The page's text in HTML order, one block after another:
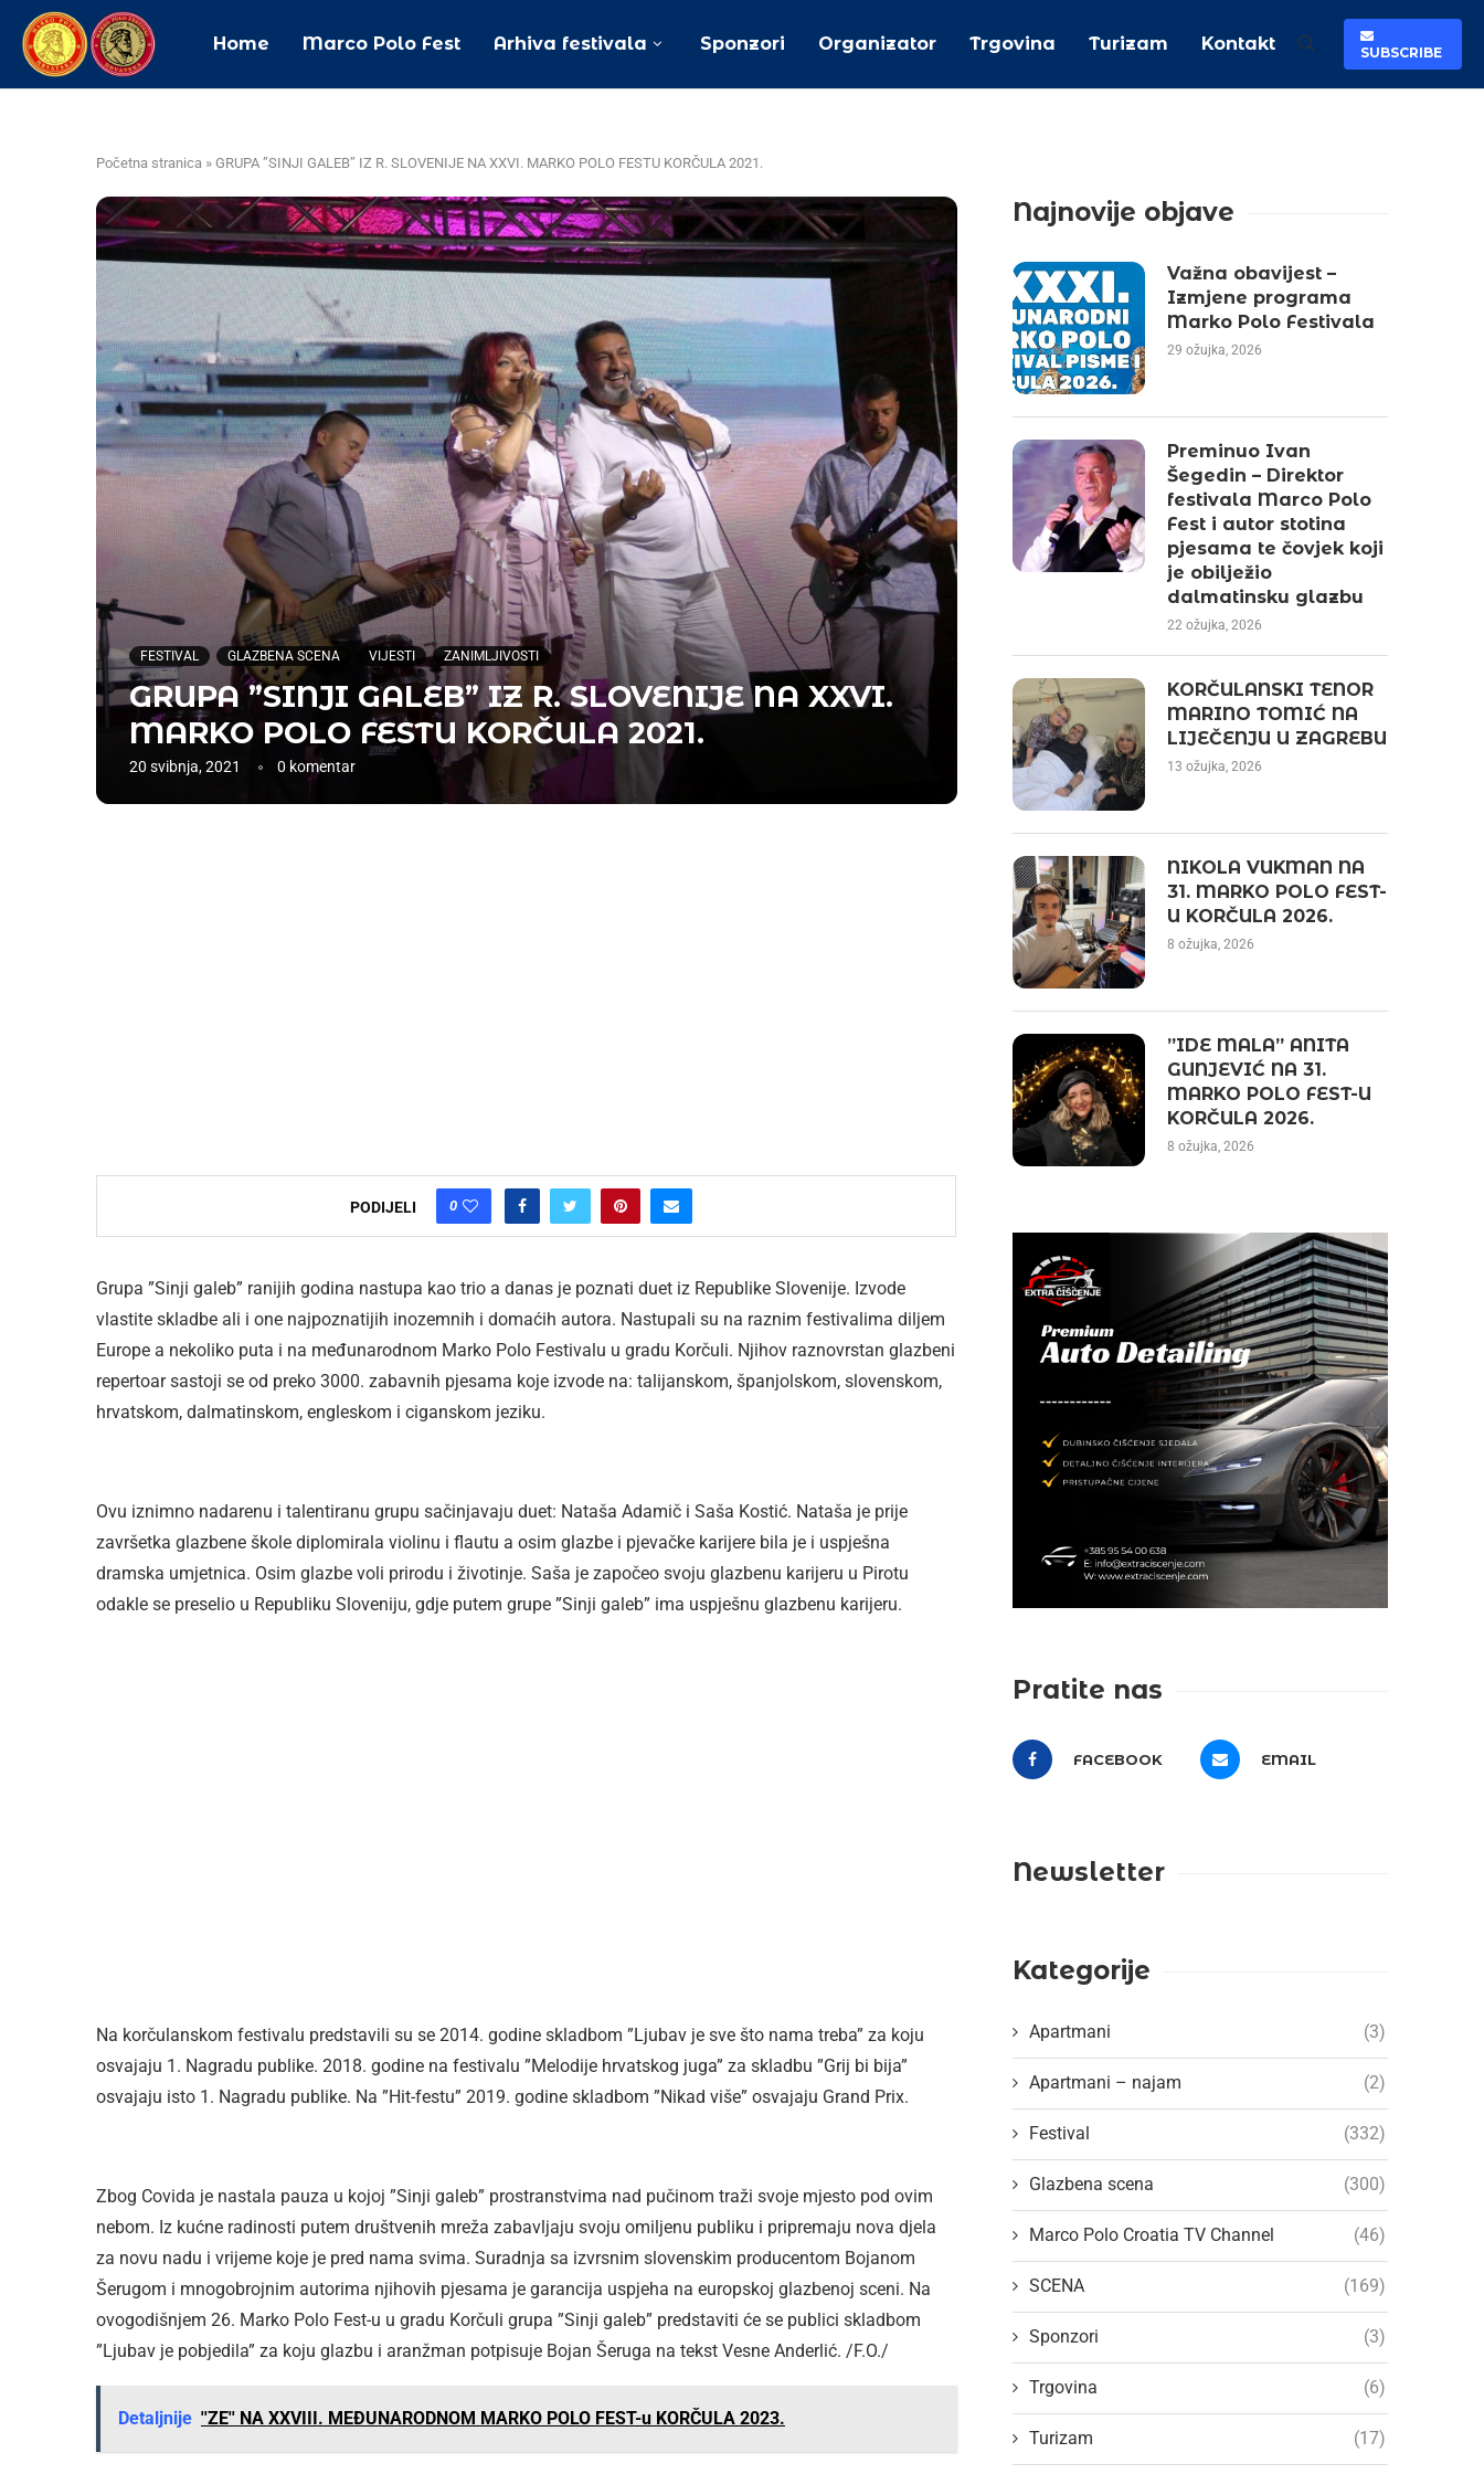
Home Marco Polo Fest Arhiva festivala Sponzori Organizator Trgovina Turizam Kontakt SUBSCRIBE
Početna stranica » GRUPA ”SINJI GALEB” IZ R. SLOVENIJE NA XXVI. MARKO POLO FESTU KORČULA 2021.
FESTIVAL GLAZBENA SCENA VIJESTI ZANIMLJIVOSTI
GRUPA ”SINJI GALEB” IZ R. SLOVENIJE NA XXVI.
MARKO POLO FESTU KORČULA 2021.
20 svibnja, 2021 0 komentar
PODIJELI 0
Grupa ”Sinji galeb” ranijih godina nastupa kao trio a danas je poznati duet iz Republike Slovenije. Izvode
vlastite skladbe ali i one najpoznatijih inozemnih i domaćih autora. Nastupali su na raznim festivalima diljem
Europe a nekoliko puta i na međunarodnom Marko Polo Festivalu u gradu Korčuli. Njihov raznovrstan glazbeni
repertoar sastoji se od preko 3000. zabavnih pjesama koje izvode na: talijanskom, španjolskom, slovenskom,
hrvatskom, dalmatinskom, engleskom i ciganskom jeziku.
Ovu iznimno nadarenu i talentiranu grupu sačinjavaju duet: Nataša Adamič i Saša Kostić. Nataša je prije
završetka glazbene škole diplomirala violinu i flautu a osim glazbe i pjevačke karijere bila je i uspješna
dramska umjetnica. Osim glazbe voli prirodu i životinje. Saša je započeo svoju glazbenu karijeru u Pirotu
odakle se preselio u Republiku Sloveniju, gdje putem grupe ”Sinji galeb” ima uspješnu glazbenu karijeru.
Na korčulanskom festivalu predstavili su se 2014. godine skladbom ”Ljubav je sve što nama treba” za koju
osvajaju 1. Nagradu publike. 2018. godine na festivalu ”Melodije hrvatskog juga” za skladbu ”Grij bi bija”
osvajaju isto 1. Nagradu publike. Na ”Hit-festu” 2019. godine skladbom ”Nikad više” osvajaju Grand Prix.
Zbog Covida je nastala pauza u kojoj ”Sinji galeb” prostranstvima nad pučinom traži svoje mjesto pod ovim
nebom. Iz kućne radinosti putem društvenih mreža zabavljaju svoju omiljenu publiku i pripremaju nova djela
za novu nadu i vrijeme koje je pred nama svima. Suradnja sa izvrsnim slovenskim producentom Bojanom
Šerugom i mnogobrojnim autorima njihovih pjesama je garancija uspjeha na europskoj glazbenoj sceni. Na
ovogodišnjem 26. Marko Polo Fest-u u gradu Korčuli grupa ”Sinji galeb” predstaviti će se publici skladbom
”Ljubav je pobjedila” za koju glazbu i aranžman potpisuje Bojan Šeruga na tekst Vesne Anderlić. /F.O./
Detaljnije ''ZE'' NA XXVIII. MEĐUNARODNOM MARKO POLO FEST-u KORČULA 2023.
Najnovije objave
Važna obavijest –
Izmjene programa
Marko Polo Festivala
29 ožujka, 2026
Preminuo Ivan
Šegedin – Direktor
festivala Marco Polo
Fest i autor stotina
pjesama te čovjek koji
je obilježio
dalmatinsku glazbu
22 ožujka, 2026
KORČULANSKI TENOR
MARINO TOMIĆ NA
LIJEČENJU U ZAGREBU
13 ožujka, 2026
NIKOLA VUKMAN NA
31. MARKO POLO FEST-
U KORČULA 2026.
8 ožujka, 2026
”IDE MALA” ANITA
GUNJEVIĆ NA 31.
MARKO POLO FEST-U
KORČULA 2026.
8 ožujka, 2026
Pratite nas
FACEBOOK EMAIL
Newsletter
Kategorije
Apartmani (3)
Apartmani – najam (2)
Festival (332)
Glazbena scena (300)
Marco Polo Croatia TV Channel (46)
SCENA (169)
Sponzori (3)
Trgovina (6)
Turizam (17)